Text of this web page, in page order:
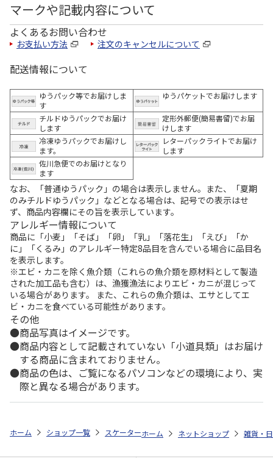
マークや記載内容について
よくあるお問い合わせ
お支払い方法 注文のキャンセルについて
配送情報について
ゆうパック等でお届けしま
す
ゆうパケットでお届けします
チルドゆうパックでお届け
します
定形外郵便(簡易書留)でお届
けします
冷凍ゆうパックでお届けし
ます。
レターパックライトでお届け
します
佐川急便でのお届けとなり
ます
なお、「普通ゆうパック」の場合は表示しません。また、「夏期
のみチルドゆうパック」などとなる場合は、記号での表示はせ
ず、商品内容欄にその旨を表示しています。
アレルギー情報について
商品に「小麦」「そば」「卵」「乳」「落花生」「えび」「か
に」「くるみ」のアレルギー特定8品目を含んでいる場合に品目名
を表示します。
※エビ・カニを除く魚介類（これらの魚介類を原材料として製造
された加工品も含む）は、漁獲漁法によりエビ・カニが混じって
いる場合があります。 また、これらの魚介類は、エサとしてエ
ビ・カニを食べている可能性があります。
その他
商品写真はイメージです。
商品内容として記載されていない「小道具類」はお届け
する商品に含まれておりません。
商品の色は、ご覧になるパソコンなどの環境により、実
際と異なる場合があります。
ホーム ショップ一覧 スケーター 食洗機対応 ふわっと弁当箱 530ml
ホーム ネットショップ 雑貨・